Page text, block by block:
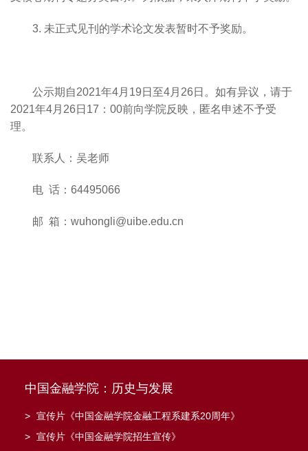
3. 未正式见刊的学术论文发表暂时不予奖励。
公示期自2021年4月19日至4月26日。如有异议，请于
2021年4月26日17：00前向学院反映，匿名申述不予受
理。
联系人：吴老师
电 话：64495066
邮 箱：wuhongli@uibe.edu.cn
中国金融学院：历史与发展
> 宣传片《中国金融学院金融工程系建系20周年》
> 宣传片《中国金融学院招生宣传》